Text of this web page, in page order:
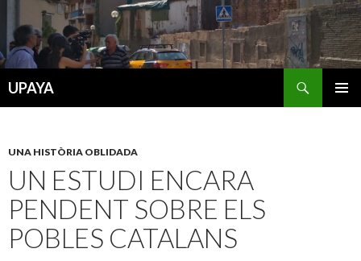
UPAYA
UNA HISTÒRIA OBLIDADA
UN ESTUDI ENCARA
PENDENT SOBRE ELS
POBLES CATALANS